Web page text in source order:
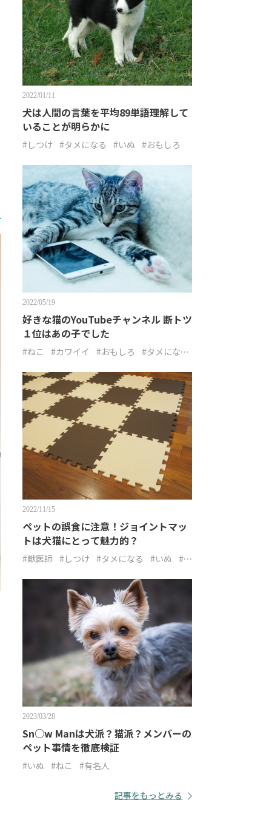
2022/01/11
犬は人間の言葉を平均89単語理解して
いることが明らかに
#しつけ #タメになる #いぬ #おもしろ
2022/05/19
好きな猫のYouTubeチャンネル 断トツ
１位はあの子でした
#ねこ #カワイイ #おもしろ
#タメにな
2022/11/15
ペットの誤食に注意！ジョイントマッ
トは犬猫にとって魅力的？
#獣医師 #しつけ #タメになる #いぬ #ね
2023/03/28
Sn○w Manは犬派？猫派？メンバーの
ペット事情を徹底検証
#いぬ #ねこ #有名人
記事をもっとみる